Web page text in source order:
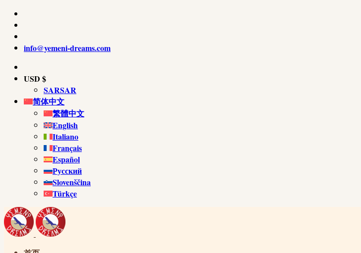
info@yemeni-dreams.com
USD $
SARSAR
简体中文
繁體中文
English
Italiano
Français
Español
Русский
Slovenščina
Türkçe